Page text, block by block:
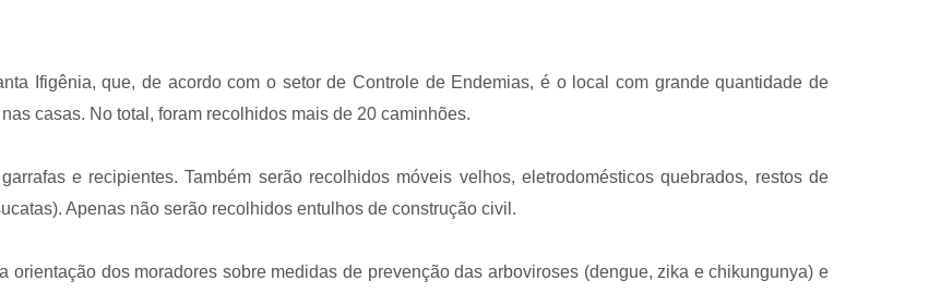
Ifigênia, que, de acordo com o setor de Controle de Endemias, é o local com grande quantidade de
casas. No total, foram recolhidos mais de 20 caminhões.
e recipientes. Também serão recolhidos móveis velhos, eletrodomésticos quebrados, restos de
Apenas não serão recolhidos entulhos de construção civil.
orientação dos moradores sobre medidas de prevenção das arboviroses (dengue, zika e chikungunya) e